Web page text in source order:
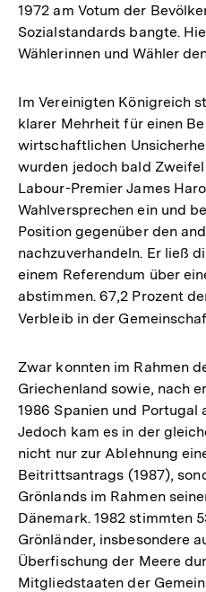
1972 am Votum der
Sozialstandards bangte.
Wählerinnen und Wähler
Im Vereinigten Königreich
klarer Mehrheit für einen
wirtschaftlichen
wurden jedoch bald
Labour-Premier James
Wahlversprechen ein und
Position gegenüber den
nachzuverhandeln. Er ließ
einem Referendum über
abstimmen. 67,2 Prozent
Verbleib in der
Zwar konnten im Rahmen
Griechenland sowie, nach
1986 Spanien und Portugal
Jedoch kam es in der
nicht nur zur Ablehnung
Beitrittsantrags (1987),
Grönlands im Rahmen
Dänemark. 1982 stimmten
Grönländer, insbesondere
Überfischung der Meere
Mitgliedstaaten der